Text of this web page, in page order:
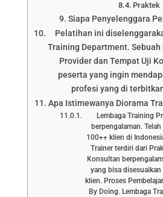
Praktek
Siapa Penyelenggara
Pelatihan ini
Training Department.
Provider dan Tempat Uji
peserta yang ingin
profesi yang di
Apa Istimewanya Diorama
Lembaga Training
berpengalaman.
100++ klien di
Trainer terdiri dari
Konsultan
yang bisa
klien. Proses
By Doing. Lembaga